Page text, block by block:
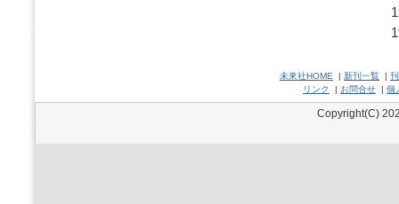
未來社HOME | 新刊一覧 |
リンク
| お問合せ | 個
Copyright(C)